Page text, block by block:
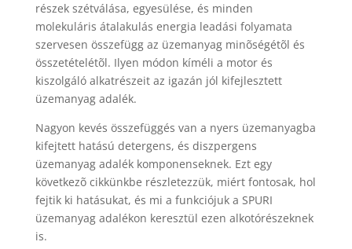
részek szétválása, egyesülése, és minden
molekuláris átalakulás energia leadási folyamata
szervesen összefügg az üzemanyag minõségétõl és
összetételétõl. Ilyen módon kíméli a motor és
kiszolgáló alkatrészeit az igazán jól kifejlesztett
üzemanyag adalék.
Nagyon kevés összefüggés van a nyers üzemanyagba
kifejtett hatású detergens, és diszpergens
üzemanyag adalék komponenseknek. Ezt egy
következõ cikkünkbe részletezzük, miért fontosak, hol
fejtik ki hatásukat, és mi a funkciójuk a SPURI
üzemanyag adalékon keresztül ezen alkotórészeknek
is.